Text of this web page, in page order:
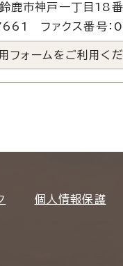
市神戸一丁目18
ファクス番号
フォームをご利用くだ
個人情報保護